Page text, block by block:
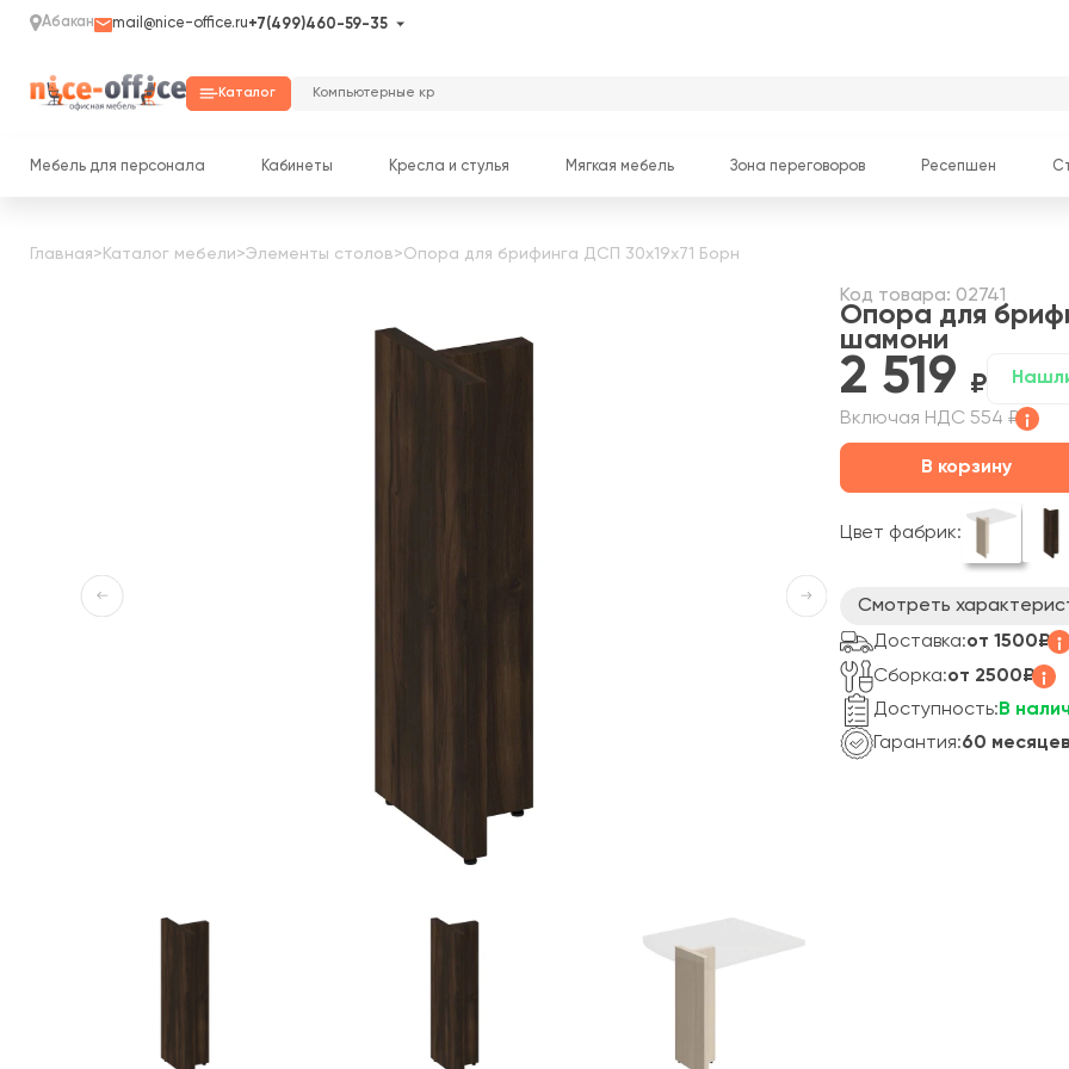
Абакан mail@nice-office.ru+7(499)460-59-35
Каталог
Мебель для персонала Кабинеты Кресла и стулья Мягкая мебель Зона переговоров Ресепшен
Главная> Каталог мебели>Элементы столов>Опора для брифинга ДСП 30x19x71 Борн
Код товара: 02741
Опора для
шамони
2 519
Включая НДС 554 ₽
В корзину
Цвет фабрик:
Смотреть
Доставка:от 1500₽
Сборка:от 2500₽
Доступность: В
Гарантия:60 месяцев